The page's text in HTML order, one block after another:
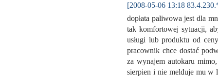
[2008-05-06 13:18
dopłata paliwowa jest dla
tak komfortowej sytuacji,
usługi lub produktu od
pracownik chce dostać
za wynajem autokaru
sierpien i nie melduje mu w